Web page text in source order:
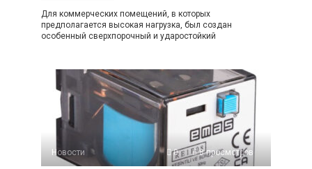
Для коммерческих помещений, в которых
предполагается высокая нагрузка, был создан
особенный сверхпорочный и ударостойкий
Новости 0 8 просмотров